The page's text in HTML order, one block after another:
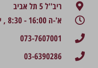
ריב''ל 5 תל אביב
א'-ה 16:00 - 8:30 , יום שישי סגור
073-7607001
03-6390286